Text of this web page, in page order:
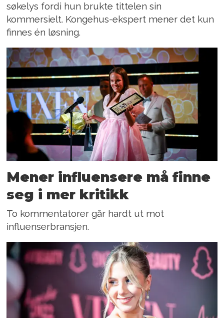
søkelys fordi hun brukte tittelen sin
kommersielt. Kongehus-ekspert mener det kun
finnes én løsning.
Mener influensere må finne
seg i mer kritikk
To kommentatorer går hardt ut mot
influenserbransjen.